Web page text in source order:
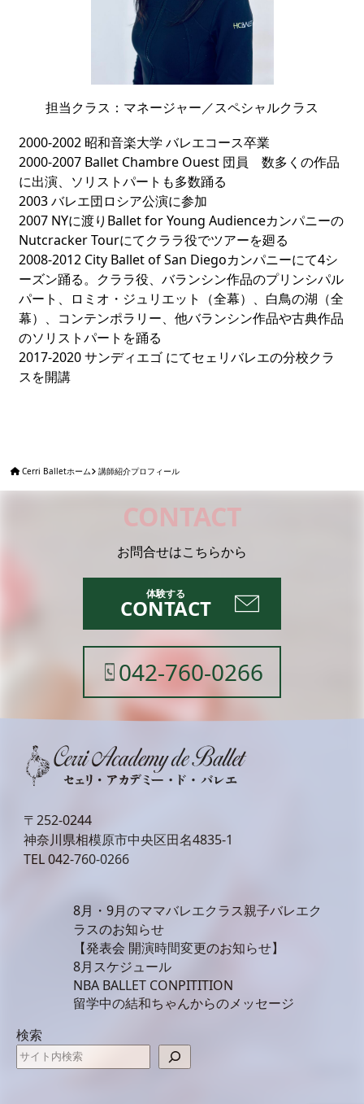
担当クラス：マネージャー／スペシャルクラス
2000-2002 昭和音楽大学 バレエコース卒業
2000-2007 Ballet Chambre Ouest 団員 数多くの作品
に出演、ソリストパートも多数踊る
2003 バレエ団ロシア公演に参加
2007 NYに渡りBallet for Young Audienceカンパニーの
Nutcracker Tourにてクララ役でツアーを廻る
2008-2012 City Ballet of San Diegoカンパニーにて4シ
ーズン踊る。クララ役、バランシン作品のプリンシパル
パート、ロミオ・ジュリエット（全幕）、白鳥の湖（全
幕）、コンテンポラリー、他バランシン作品や古典作品
のソリストパートを踊る
2017-2020 サンディエゴ にてセェリバレエの分校クラ
スを開講
Cerri Balletホーム 講師紹介プロフィール
CONTACT
お問合せはこちらから
CONTACT
042-760-0266
〒252-0244
神奈川県相模原市中央区田名4835-1
TEL042-760-0266
8月・9月のママバレエクラス親子バレエク
ラスのお知らせ
【発表会 開演時間変更のお知らせ】
8月スケジュール
NBA BALLET CONPITITION
留学中の結和ちゃんからのメッセージ
検索